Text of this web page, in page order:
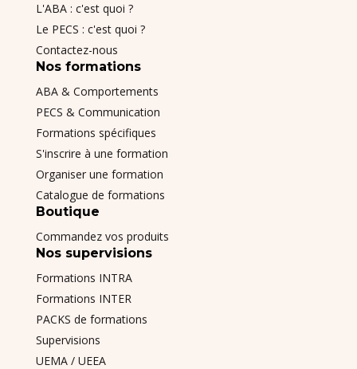
L'ABA : c'est quoi ?
Le PECS : c'est quoi ?
Contactez-nous
Nos formations
ABA & Comportements
PECS & Communication
Formations spécifiques
S'inscrire à une formation
Organiser une formation
Catalogue de formations
Boutique
Commandez vos produits
Nos supervisions
Formations INTRA
Formations INTER
PACKS de formations
Supervisions
UEMA / UEEA